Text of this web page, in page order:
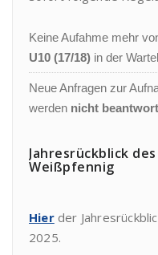
Keine Aufahme mehr
U10 (17/18) in der
Neue Anfragen zur
werden nicht
Jahresrückblick
Weißpfennig
Hierder
2025.